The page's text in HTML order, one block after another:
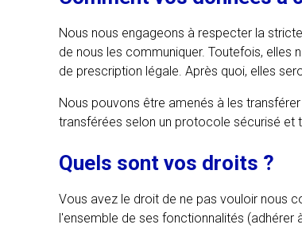
Nous nous engageons à respecter la
de nous les communiquer. Toutefois,
de prescription légale. Après quoi, elles
Nous pouvons être amenés à les
transférées selon un protocole sécurisé et
Quels sont vos droits ?
Vous avez le droit de ne pas vouloir nous
l'ensemble de ses fonctionnalités